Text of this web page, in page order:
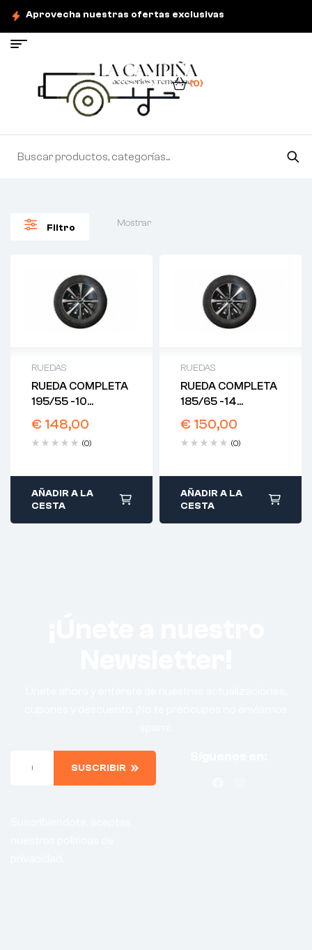
Aprovecha nuestras ofertas exclusivas
(0)
Filtro Mostrar
RUEDAS
RUEDA COMPLETA
195/55 -10
(ALUMINIO)
€ 148,00
(0)
AÑADIR A LA
CESTA
RUEDAS
RUEDA COMPLETA
185/65 -14
(ALUMINIO)
€ 150,00
(0)
AÑADIR A LA
CESTA
SUSCRIBIR